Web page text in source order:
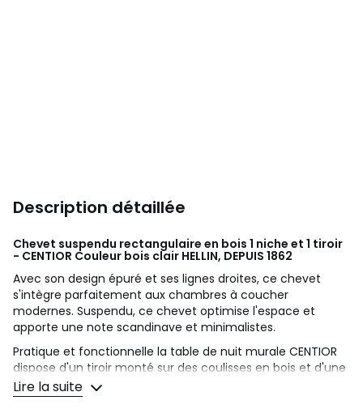
Description détaillée
Chevet suspendu rectangulaire en bois 1 niche et 1 tiroir
- CENTIOR Couleur bois clair HELLIN, DEPUIS 1862
Avec son design épuré et ses lignes droites, ce chevet
s'intègre parfaitement aux chambres à coucher
modernes. Suspendu, ce chevet optimise l'espace et
apporte une note scandinave et minimalistes.
Pratique et fonctionnelle la table de nuit murale CENTIOR
dispose d'un tiroir monté sur des coulisses en bois et d'une
niche pour le rangement de vos objets personnels.
Lire la suite